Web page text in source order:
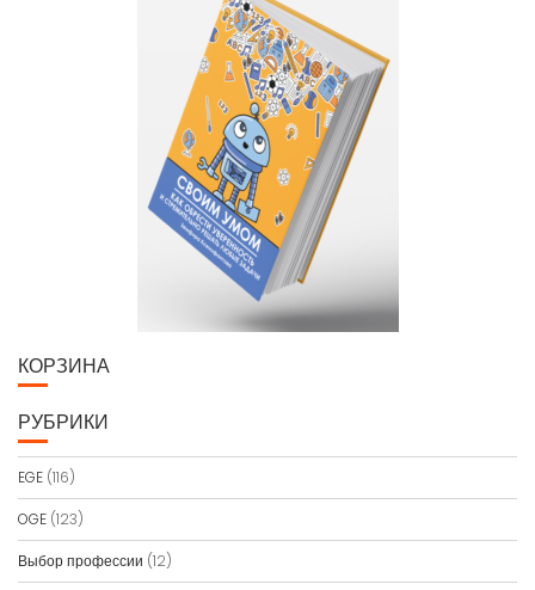
КОРЗИНА
РУБРИКИ
EGE (116)
OGE (123)
Выбор профессии (12)